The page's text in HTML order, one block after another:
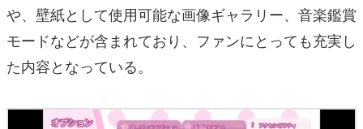
や、壁紙として使用可能な画像ギャラリー、音楽鑑賞
モードなどが含まれており、ファンにとっても充実し
た内容となっている。